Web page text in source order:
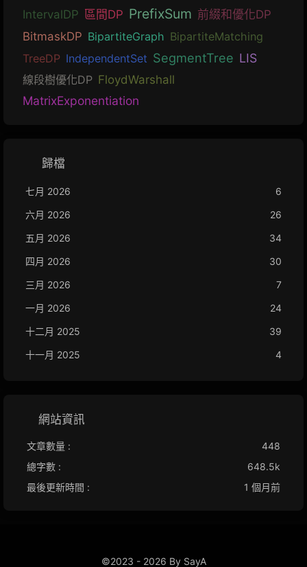
IntervalDP 區間DP PrefixSum 前綴和優化DP
BitmaskDP BipartiteGraph BipartiteMatching
TreeDP IndependentSet SegmentTree LIS
線段樹優化DP FloydWarshall
MatrixExponentiation
歸檔
七月 2026
6
六月 2026
26
五月 2026
34
四月 2026
30
三月 2026
7
一月 2026
24
十二月 2025
39
十一月 2025
4
網站資訊
文章數量 :
448
總字數 :
648.5k
最後更新時間 :
1 個月前
©2023 - 2026 By SayA